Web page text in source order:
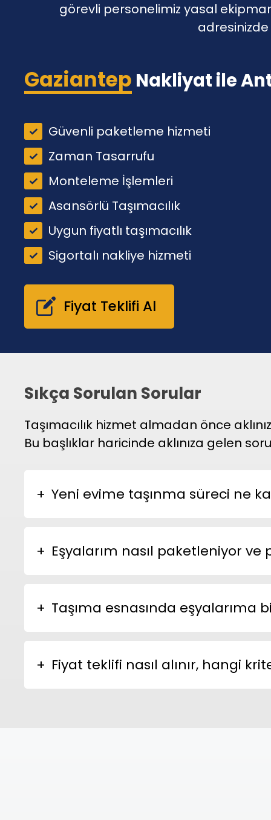
görevli personelimiz yasal
Gaziantep Nakliyat ile
Güvenli paketleme hizmeti
Zaman Tasarrufu
Monteleme İşlemleri
Asansörlü Taşımacılık
Uygun fiyatlı taşımacılık
Sigortalı nakliye hizmeti
Fiyat Teklifi Al
Sıkça Sorulan Sorular
Taşımacılık hizmet almadan önce
Bu başlıklar haricinde aklınıza gelen
Yeni evime taşınma süreci ne
Eşyalarım nasıl paketleniyor
Taşıma esnasında eşyalarıma
Fiyat teklifi nasıl alınır, hangi